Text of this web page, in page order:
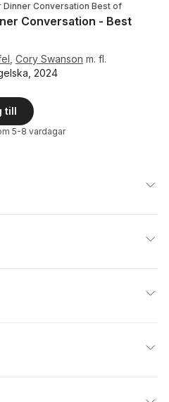
Dinner Conversation Best of
Conversation - Best
Cory Swanson m. fl.
2024
till
5-8 vardagar